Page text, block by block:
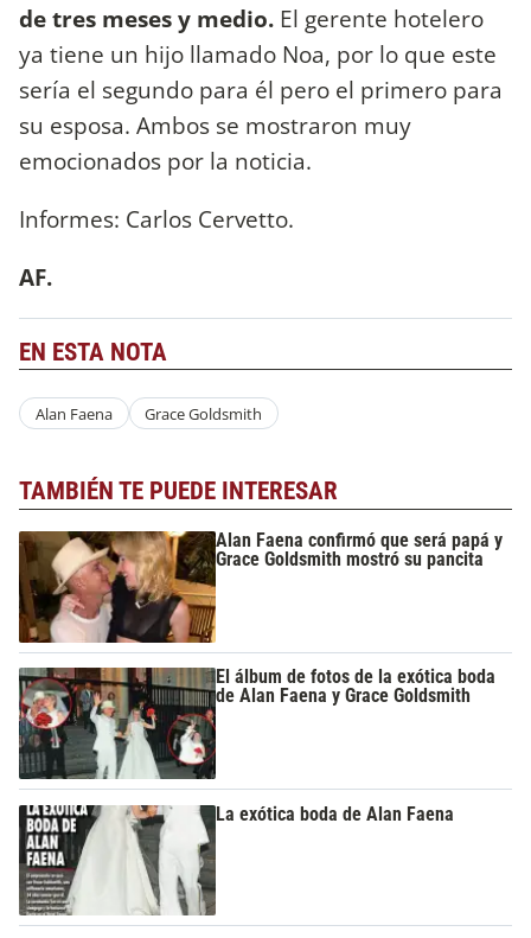
de tres meses y medio. El gerente hotelero
ya tiene un hijo llamado Noa, por lo que este
sería el segundo para él pero el primero para
su esposa. Ambos se mostraron muy
emocionados por la noticia.
Informes: Carlos Cervetto.
AF.
EN ESTA NOTA
Alan Faena Grace Goldsmith
TAMBIÉN TE PUEDE INTERESAR
Alan Faena confirmó que será papá y
Grace Goldsmith mostró su pancita
El álbum de fotos de la exótica boda
de Alan Faena y Grace Goldsmith
La exótica boda de Alan Faena